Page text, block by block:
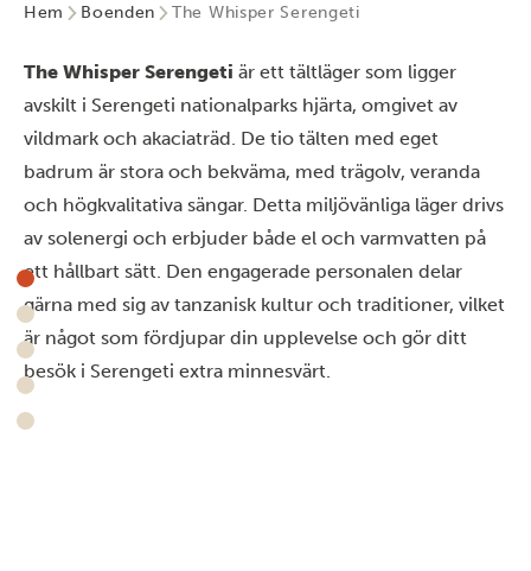
Hem Boenden The Whisper Serengeti
The Whisper Serengeti är ett tältläger som ligger
avskilt i Serengeti nationalparks hjärta, omgivet av
vildmark och akaciaträd. De tio tälten med eget
badrum är stora och bekväma, med trägolv, veranda
och högkvalitativa sängar. Detta miljövänliga läger drivs
av solenergi och erbjuder både el och varmvatten på
ett hållbart sätt. Den engagerade personalen delar
gärna med sig av tanzanisk kultur och traditioner, vilket
är något som fördjupar din upplevelse och gör ditt
besök i Serengeti extra minnesvärt.